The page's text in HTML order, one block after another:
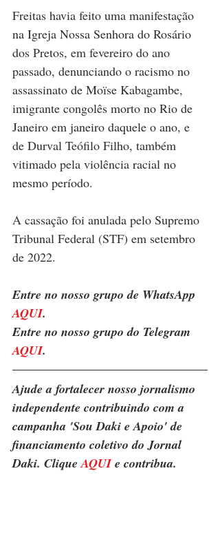
Freitas havia feito uma manifestação
na Igreja Nossa Senhora do Rosário
dos Pretos, em fevereiro do ano
passado, denunciando o racismo no
assassinato de Moïse Kabagambe,
imigrante congolês morto no Rio de
Janeiro em janeiro daquele o ano, e
de Durval Teófilo Filho, também
vitimado pela violência racial no
mesmo período.
A cassação foi anulada pelo Supremo
Tribunal Federal (STF) em setembro
de 2022.
Entre no nosso grupo de WhatsApp
AQUI.
Entre no nosso grupo do Telegram
AQUI.
Ajude a fortalecer nosso jornalismo
independente contribuindo com a
campanha 'Sou Daki e Apoio' de
financiamento coletivo do Jornal
Daki. Clique AQUI e contribua.